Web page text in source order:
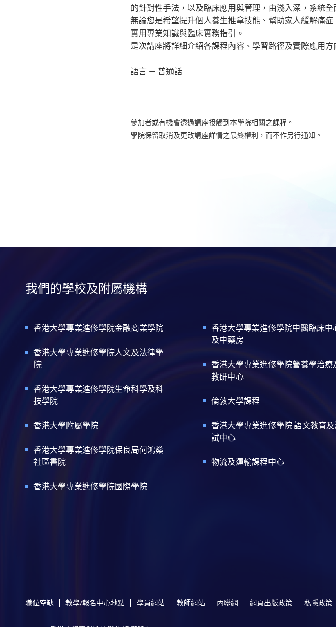
的針對性手法，以及臨床應用與管理，由淺入深，系統全
無論您是希望提升個人養生推拿技能、幫助家人緩解痛
實用專業知識與臨床實務指引。
是次講座將詳細介紹各課程內容、學習路徑及實際應用
語言 － 普通話
參加者或有機會透過講座接觸到本學院相關之課程。
學院保留取消及更改講座詳情之最終權利，而不作另行通知。
我們的學校及附屬機構
香港大學專業進修學院金融商業學院
香港大學專業進修學院人文及法律學
院
香港大學專業進修學院生命科學及科
技學院
香港大學附屬學院
香港大學專業進修學院保良局何鴻燊
社區書院
香港大學專業進修學院國際學院
香港大學專業進修學院中醫臨床中
及中藥房
香港大學專業進修學院營養學治療
教研中心
倫敦大學課程
香港大學專業進修學院 語文教育及
試中心
物流及運輸課程中心
職位空缺 教學/報名中心地點 學員網站 教師網站 內聯網 網頁出版政策 私隱政策